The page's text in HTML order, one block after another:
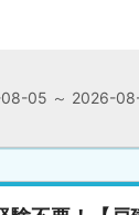
08-05 ～ 2026-